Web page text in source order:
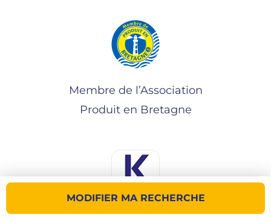
MODIFIER MA RECHERCHE
Membre de l’Association
Produit en Bretagne